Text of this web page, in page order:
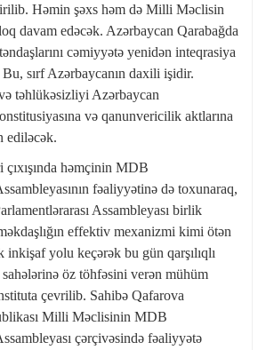
Həmin şəxs həm də Milli Məclisin
davam edəcək. Azərbaycan Qarabağda
cəmiyyətə yenidən inteqrasiya
Bu, sırf Azərbaycanın daxili işidir.
təhlükəsizliyi Azərbaycan
və qanunvericilik aktlarına
ediləcək.
həmçinin MDB
fəaliyyətinə də toxunaraq,
Assambleyası birlik
effektiv mexanizmi kimi ötən
yolu keçərək bu gün qarşılıqlı
öz töhfəsini verən mühüm
çevrilib. Sahibə Qafarova
Milli Məclisinin MDB
çərçivəsində fəaliyyətə